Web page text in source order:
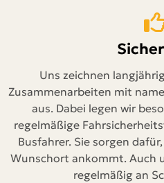
Uns zeichnen
Zusammenarbeiten mit
aus. Dabei legen wir
regelmäßige
Busfahrer. Sie sorgen
Wunschort ankommt. Auch
regelmäßig an